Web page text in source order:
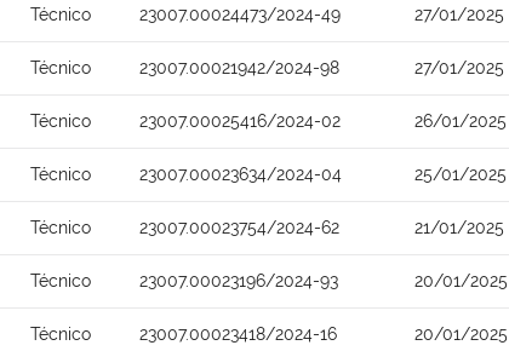
Técnico 23007.00024473/2024-49 27/01/2025
Técnico 23007.00021942/2024-98 27/01/2025
Técnico 23007.00025416/2024-02 26/01/2025
Técnico 23007.00023634/2024-04 25/01/2025
Técnico 23007.00023754/2024-62 21/01/2025
Técnico 23007.00023196/2024-93 20/01/2025
Técnico 23007.00023418/2024-16 20/01/2025